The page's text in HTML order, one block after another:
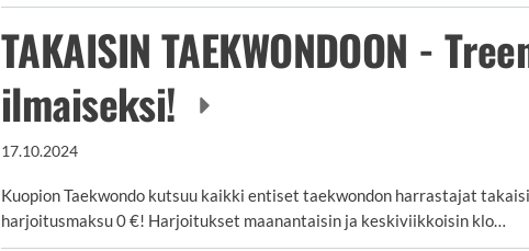
TAKAISIN TAEKWONDOON -
ilmaiseksi!
17.10.2024
Kuopion Taekwondo kutsuu kaikki entiset taekwondon harrastajat
harjoitusmaksu 0 €! Harjoitukset maanantaisin ja keskiviikkoisin klo…